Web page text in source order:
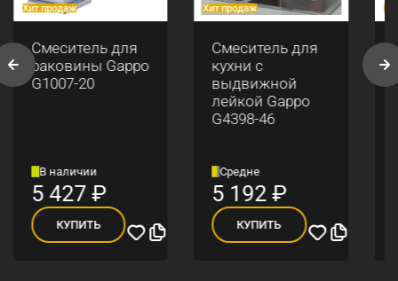
Хит продаж
Смеситель для
раковины Gappo
G1007-20
В наличии
5 427₽
КУПИТЬ
Хит продаж
Смеситель для
кухни с
выдвижной
лейкой Gappo
G4398-46
Средне
5 192₽
КУПИТЬ